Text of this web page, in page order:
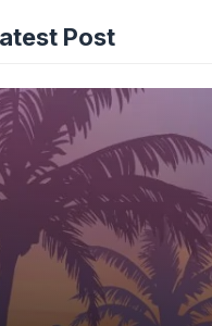
dengan tegas
tentang kami
bahwa orang
Lentera
penting,
kata Aryo ini
internasional.
Post